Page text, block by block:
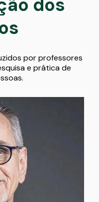
dos
por professores
e prática de